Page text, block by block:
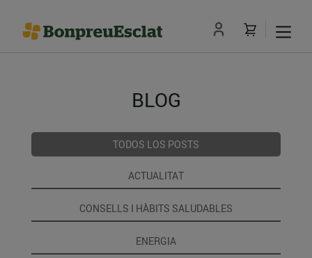
BLOG
TODOS LOS POSTS
ACTUALITAT
CONSELLS I HÀBITS SALUDABLES
ENERGIA